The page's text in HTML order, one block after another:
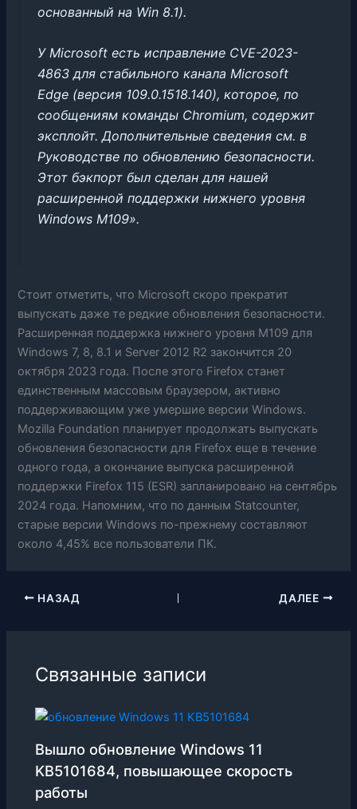
основанный на Win 8.1).
У Microsoft есть исправление CVE-2023-
4863 для стабильного канала Microsoft
Edge (версия 109.0.1518.140), которое, по
сообщениям команды Chromium, содержит
эксплойт.Дополнительные сведения см. в
Руководстве по обновлению безопасности.
Этот бэкпорт был сделан для нашей
расширенной поддержки нижнего уровня
Windows M109».
Стоит отметить, что Microsoft скоро прекратит
выпускать даже те редкие обновления безопасности.
Расширенная поддержка нижнего уровня M109 для
Windows 7, 8, 8.1 и Server 2012 R2 закончится 20
октября 2023 года. После этого Firefox станет
единственным массовым браузером, активно
поддерживающим уже умершие версии Windows.
Mozilla Foundation планирует продолжать выпускать
обновления безопасности для Firefox еще в течение
одного года, а окончание выпуска расширенной
поддержки Firefox 115 (ESR) запланировано на сентябрь
2024 года. Напомним, что по данным Statcounter,
старые версии Windows по-прежнему составляют
около 4,45% все пользователи ПК.
НАЗАД ДАЛЕЕ
Связанные записи
Вышло обновление Windows 11
KB5101684, повышающее скорость
работы